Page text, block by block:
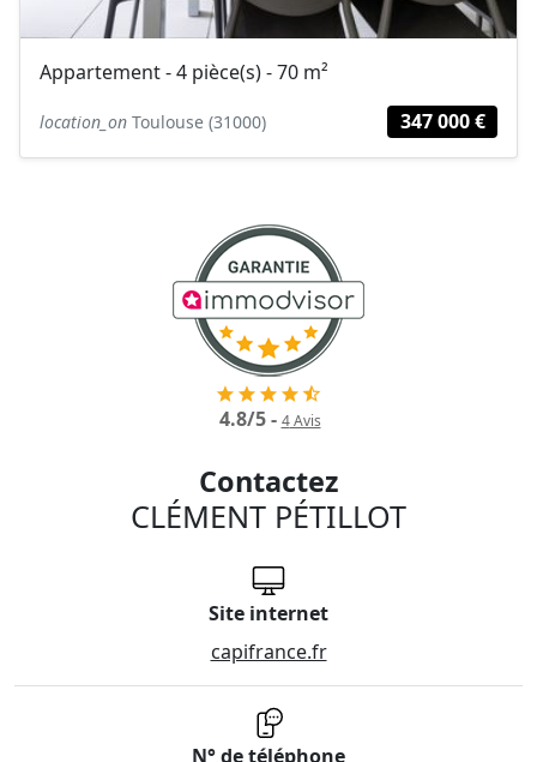
Appartement - 4 pièce(s) - 70 m²
location_on Toulouse (31000) 347 000 €
4.8/5 - 4Avis
Contactez
CLÉMENT PÉTILLOT
Site internet
capifrance.fr
N° de téléphone